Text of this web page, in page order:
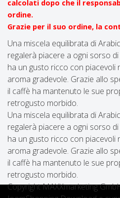
calcolati dopo che il
ordine.
Grazie per il suo ordine, la
Una miscela equilibrata di
regalerà piacere a ogni sorso
ha un gusto ricco con piacevoli
aroma gradevole. Grazie allo
il caffè ha mantenuto le sue
retrogusto morbido.
Una miscela equilibrata di
regalerà piacere a ogni sorso
ha un gusto ricco con piacevoli
aroma gradevole. Grazie allo
il caffè ha mantenuto le sue
retrogusto morbido.
Copyright MAXXmarketing